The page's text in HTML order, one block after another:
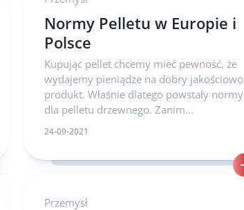
Normy Pelletu w Europie i
Polsce
Kupując pellet chcemy mieć pewność, że
wydajemy pieniądze na dobry jakościowo
produkt. Właśnie dlatego powstały normy
dla pelletu drzewnego. Zanim...
24-09-2021
Przemysł